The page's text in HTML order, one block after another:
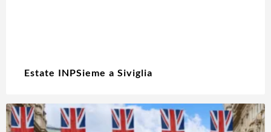
Estate INPSieme a Siviglia